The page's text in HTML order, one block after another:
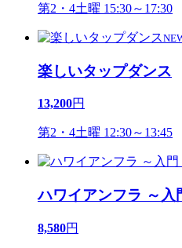
第2・4土曜 15:30～17:30
楽しいタップダンス
13,200円
第2・4土曜 12:30～13:45
ハワイアンフラ ～入
8,580円